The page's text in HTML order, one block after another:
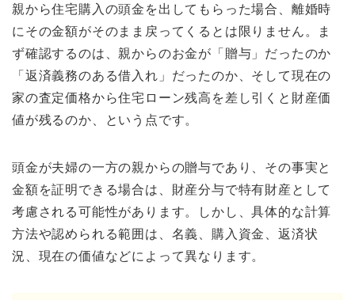
親から住宅購入の頭金を出してもらった場合、離婚時
にその金額がそのまま戻ってくるとは限りません。ま
ず確認するのは、親からのお金が「贈与」だったのか
「返済義務のある借入れ」だったのか、そして現在の
家の査定価格から住宅ローン残高を差し引くと財産価
値が残るのか、という点です。
頭金が夫婦の一方の親からの贈与であり、その事実と
金額を証明できる場合は、財産分与で特有財産として
考慮される可能性があります。しかし、具体的な計算
方法や認められる範囲は、名義、購入資金、返済状
況、現在の価値などによって異なります。